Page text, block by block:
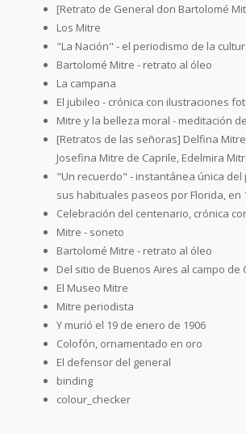
[Retrato de General don Bartolomé
Los Mitre
"La Nación" - el periodismo de la
Bartolomé Mitre - retrato al óleo
La campana
El jubileo - crónica con ilustraciones
Mitre y la belleza moral - meditación
[Retratos de las señoras] Delfina Mitre
Josefina Mitre de Caprile, Edelmira
"Un recuerdo" - instantánea única del
sus habituales paseos por Florida, en
Celebración del centenario, crónica
Mitre - soneto
Bartolomé Mitre - retrato al óleo
Del sitio de Buenos Aires al campo de
El Museo Mitre
Mitre periodista
Y murió el 19 de enero de 1906
Colofón, ornamentado en oro
El defensor del general
binding
colour_checker